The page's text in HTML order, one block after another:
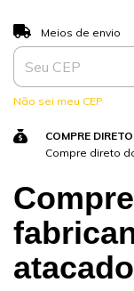
Entregas para o CEP:
Meios de envio
Não sei meu CEP
COMPRE
Compre direto
atacado